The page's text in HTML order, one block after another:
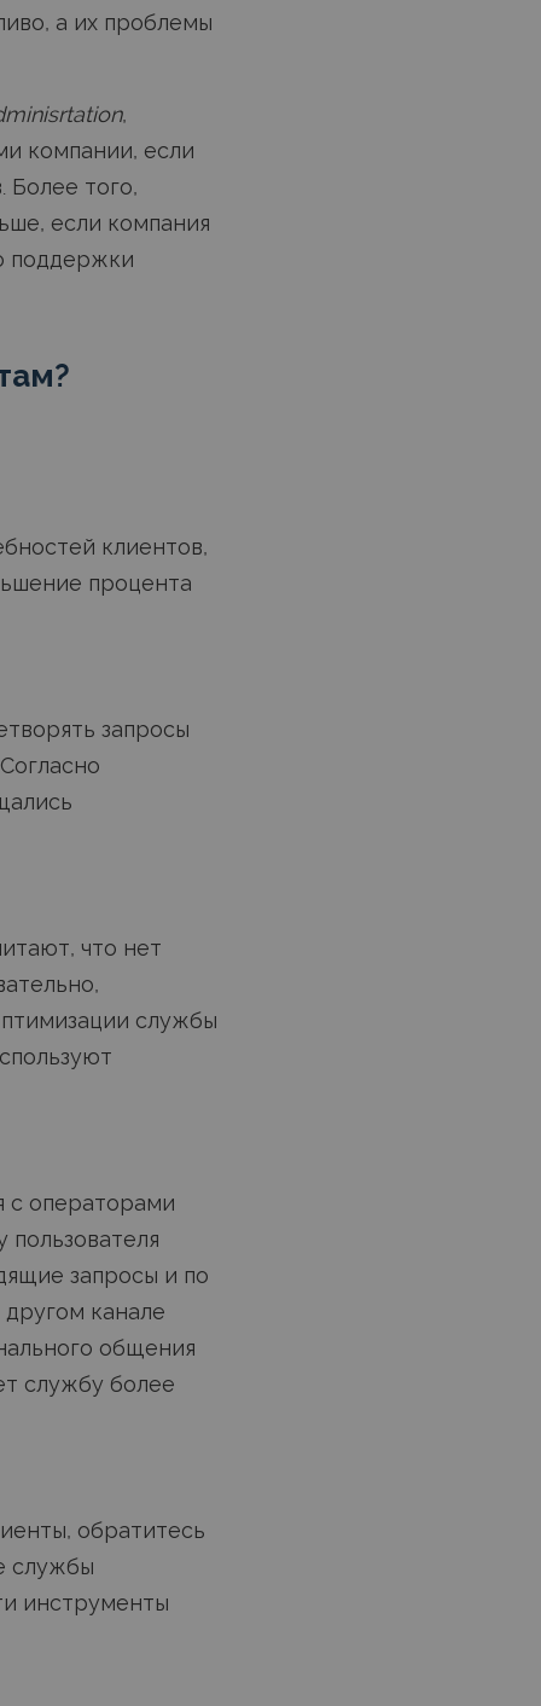
а их проблемы
,
компании, если
Более того,
если компания
поддержки
клиентов,
процента
запросы
что нет
службы
с операторами
запросы и по
канале
общения
службу более
обратитесь
службы
инструменты